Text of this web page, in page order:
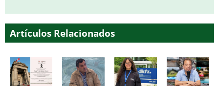
Artículos Relacionados